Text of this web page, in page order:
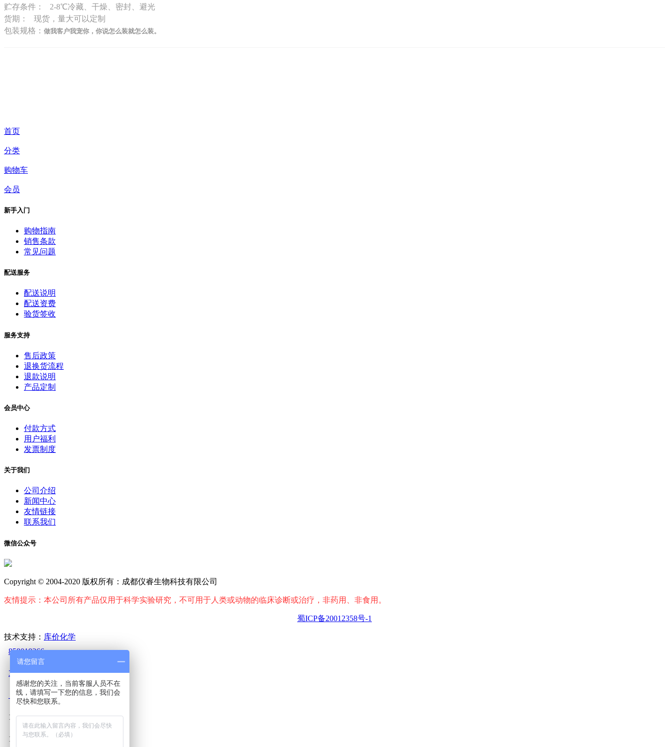
贮存条件： 2-8℃冷藏、干燥、密封、避光
货期： 现货，量大可以定制
包装规格： 做我客户我宠你，你说怎么装就怎么装。
首页
分类
购物车
会员
新手入门
购物指南
销售条款
常见问题
配送服务
配送说明
配送资费
验货签收
服务支持
售后政策
退换货流程
退款说明
产品定制
会员中心
付款方式
用户福利
发票制度
关于我们
公司介绍
新闻中心
友情链接
联系我们
微信公众号
Copyright © 2004-2020 版权所有：成都仪睿生物科技有限公司
友情提示：本公司所有产品仅用于科学实验研究，不可用于人类或动物的临床诊断或治疗，非药用、非食用。
蜀ICP备20012358号-1
技术支持： 库价化学
858019266
3171601677
2823527692
17345243906
18224028459
请您留言
感谢您的关注，当前客服人员不在
线，请填写一下您的信息，我们会
尽快和您联系。